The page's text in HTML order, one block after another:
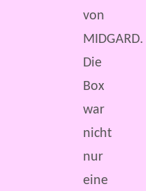
von
MIDGARD.
Die
Box
war
nicht
nur
eine